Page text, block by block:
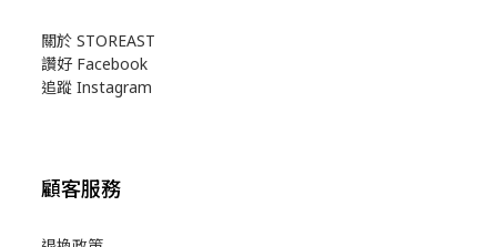
關於 STOREAST
讚好 Facebook
追蹤 Instagram
顧客服務